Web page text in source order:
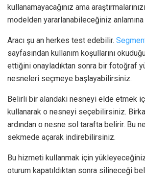
kullanamayacağınız ama
modelden yararlanabileceğiniz
Aracı şu an herkes test edebilir.
sayfasından kullanım koşullarını
ettiğini onayladıktan sonra bir fotoğraf
nesneleri seçmeye başlayabilirsiniz.
Belirli bir alandaki nesneyi elde etmek
kullanarak o nesneyi seçebilirsiniz.
ardından o nesne sol tarafta belirir. Bu
sekmede açarak indirebilirsiniz.
Bu hizmeti kullanmak için
oturum kapatıldıktan sonra silineceği